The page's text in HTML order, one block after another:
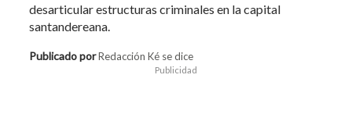
desarticular estructuras criminales en la capital
santandereana.
Publicado porRedacción Ké se dice
Publicidad